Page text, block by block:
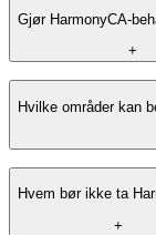
Gjør HarmonyCA-
+
Hvilke områder kan
Hvem bør ikke ta
+